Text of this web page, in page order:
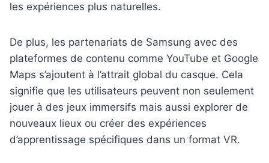
les expériences plus naturelles.
De plus, les partenariats de Samsung avec des
plateformes de contenu comme YouTube et Google
Maps s’ajoutent à l’attrait global du casque. Cela
signifie que les utilisateurs peuvent non seulement
jouer à des jeux immersifs mais aussi explorer de
nouveaux lieux ou créer des expériences
d’apprentissage spécifiques dans un format VR.